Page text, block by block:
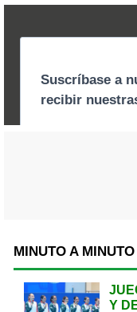
MINUTO A MINUTO
Y